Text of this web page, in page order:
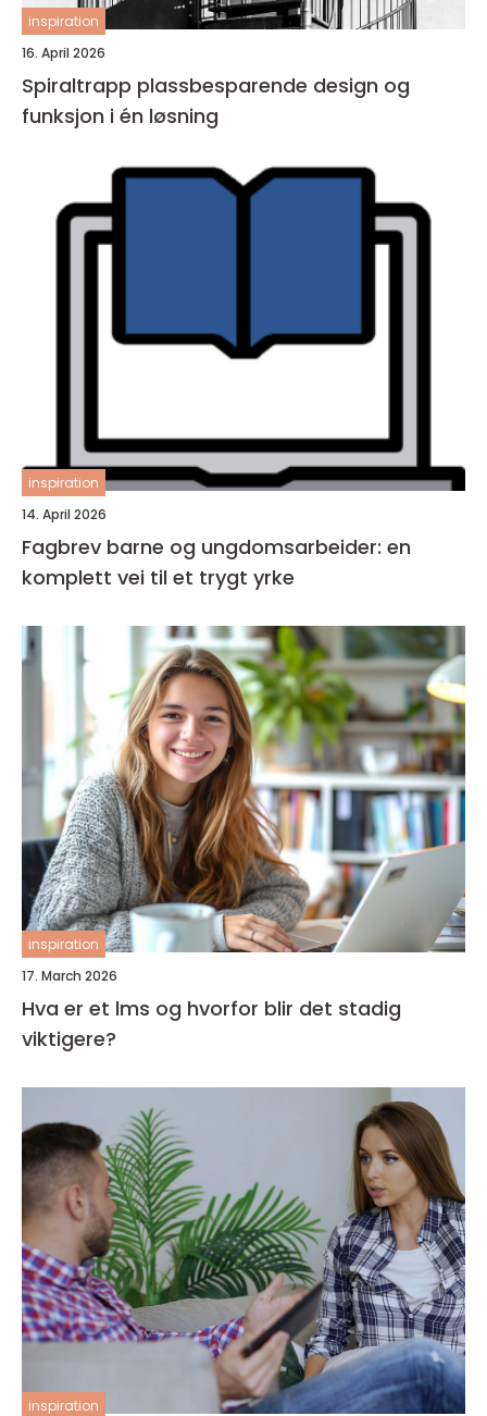
inspiration
16. April 2026
Spiraltrapp plassbesparende design og
funksjon i én løsning
inspiration
14. April 2026
Fagbrev barne og ungdomsarbeider: en
komplett vei til et trygt yrke
inspiration
17. March 2026
Hva er et lms og hvorfor blir det stadig
viktigere?
inspiration